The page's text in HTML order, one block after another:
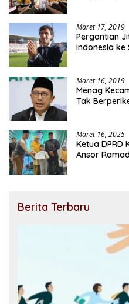
Maret 17, 2019
Pergantian
Indonesia ke
Maret 16, 2019
Menag
Tak
Maret 16, 2025
Ketua DPRD
Ansor
Berita Terbaru